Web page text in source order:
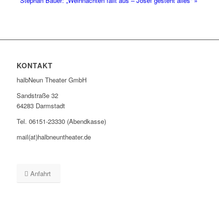
KONTAKT
halbNeun Theater GmbH
Sandstraße 32
64283 Darmstadt
Tel. 06151-23330 (Abendkasse)
mail(at)halbneuntheater.de
Anfahrt